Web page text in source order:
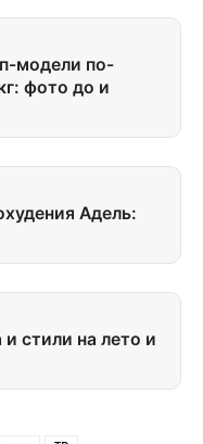
модели по-
фото до и
Адель:
стили на лето и